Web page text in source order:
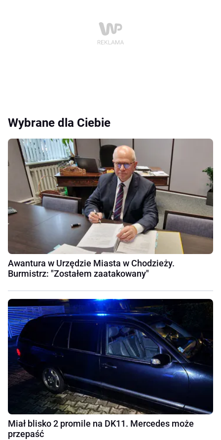
Wybrane dla Ciebie
Awantura w Urzędzie Miasta w Chodzieży.
Burmistrz: "Zostałem zaatakowany"
Miał blisko 2 promile na DK11. Mercedes może
przepaść